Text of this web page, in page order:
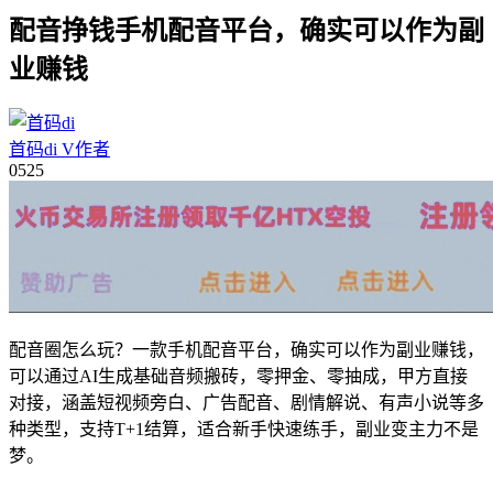
配音挣钱手机配音平台，确实可以作为副
业赚钱
首码di V作者
0525
配音圈怎么玩？一款手机配音平台，确实可以作为副业赚钱，
可以通过AI生成基础音频搬砖，零押金、零抽成，甲方直接
对接，涵盖短视频旁白、广告配音、剧情解说、有声小说等多
种类型，支持T+1结算，适合新手快速练手，副业变主力不是
梦。